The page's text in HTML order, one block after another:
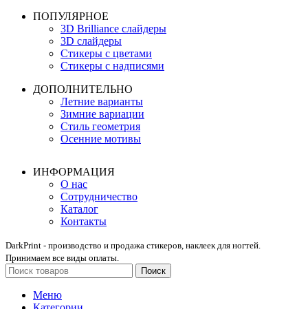
ПОПУЛЯРНОЕ
3D Brilliance слайдеры
3D слайдеры
Стикеры с цветами
Стикеры с надписями
ДОПОЛНИТЕЛЬНО
Летние варианты
Зимние вариации
Стиль геометрия
Осенние мотивы
ИНФОРМАЦИЯ
О нас
Сотрудничество
Каталог
Контакты
DarkPrint - производство и продажа стикеров, наклеек для ногтей.
Принимаем все виды оплаты.
Поиск
Меню